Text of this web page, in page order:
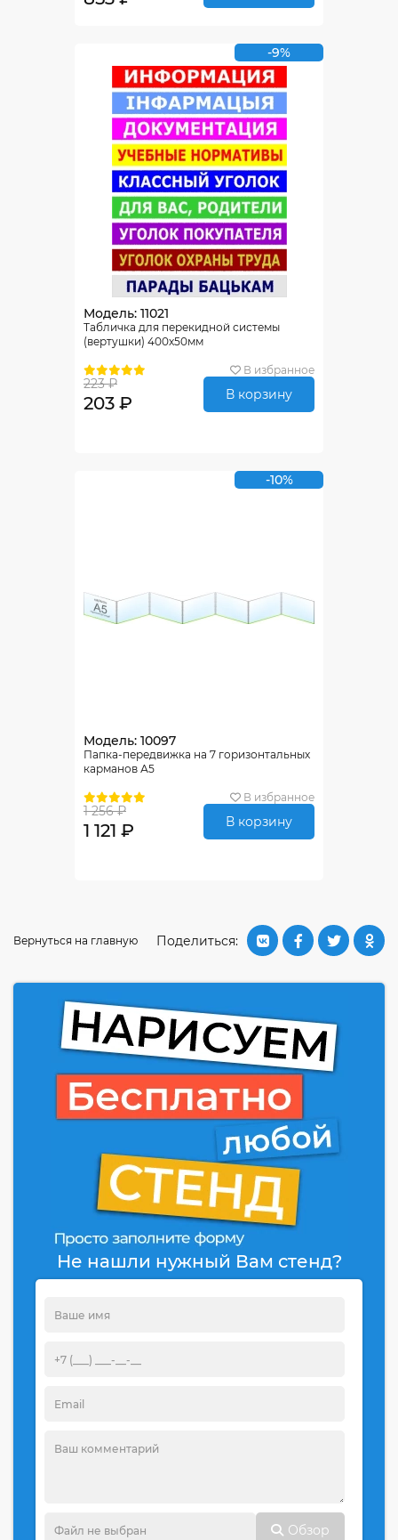
-9%
Модель: 11021
Табличка для перекидной системы
(вертушки) 400х50мм
В избранное
223 ₽
203 ₽ В корзину
-10%
Модель: 10097
Папка-передвижка на 7 горизонтальных
карманов А5
В избранное
1 256 ₽
1 121 ₽ В корзину
Поделиться:
Вернуться на главную
Не нашли нужный Вам стенд?
Обзор